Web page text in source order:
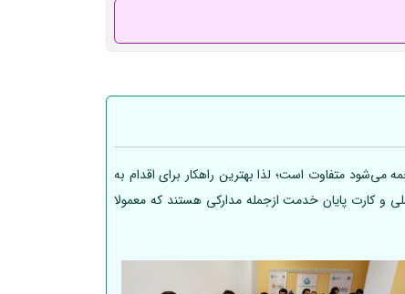
می‌شود متفاوت است؛ لذا بهترین راهکار برای اقدام به
و کارت پایان خدمت ازجمله مدارکی هستند که معمولا